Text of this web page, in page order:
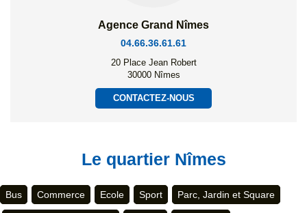
Agence Grand Nîmes
04.66.36.61.61
20 Place Jean Robert
30000 Nîmes
CONTACTEZ-NOUS
Le quartier Nîmes
Bus Commerce Ecole Sport Parc, Jardin et Square